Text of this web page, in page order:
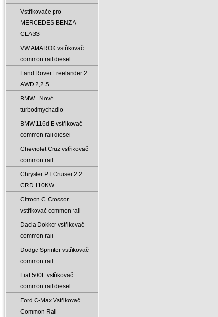
Vstřikovače pro
MERCEDES-BENZ A-
CLASS
VW AMAROK vstřikovač
common rail diesel
Land Rover Freelander 2
AWD 2‚2 S
BMW - Nové
turbodmychadlo
BMW 116d E vstřikovač
common rail diesel
Chevrolet Cruz vstřikovač
common rail
Chrysler PT Cruiser 2.2
CRD 110KW
Citroen C-Crosser
vstřikovač common rail
Dacia Dokker vstřikovač
common rail
Dodge Sprinter vstřikovač
common rail
Fiat 500L vstřikovač
common rail diesel
Ford C-Max Vstřikovač
Common Rail